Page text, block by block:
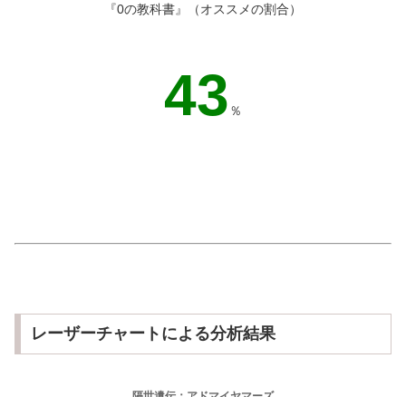
『0の教科書』（オススメの割合）
47 ％
レーザーチャートによる分析結果